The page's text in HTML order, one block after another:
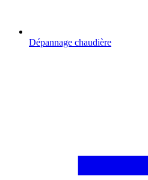
Dépannage chaudière